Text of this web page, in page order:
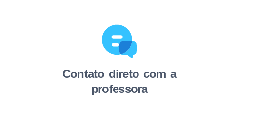
Contato direto com a
professora